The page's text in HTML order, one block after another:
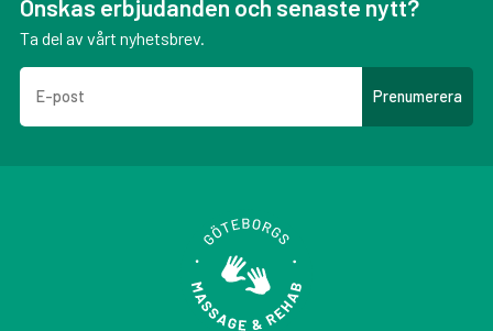
Önskas erbjudanden och senaste nytt?
Ta del av vårt nyhetsbrev.